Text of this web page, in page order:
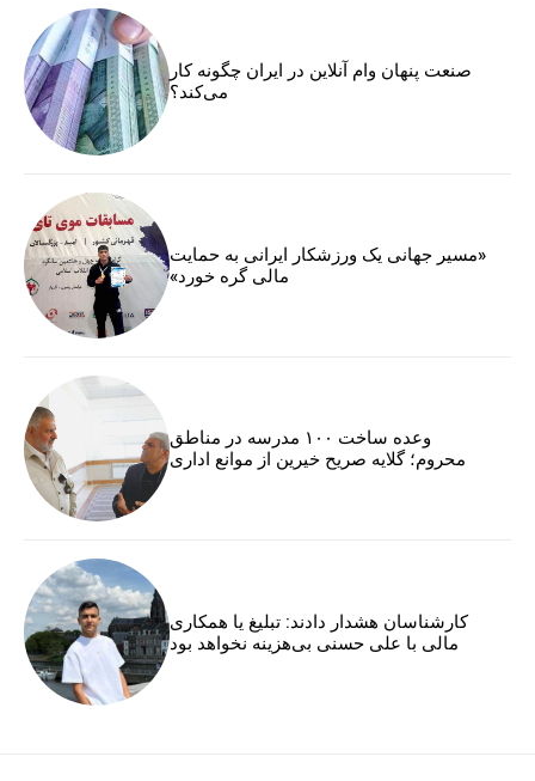
صنعت پنهان وام آنلاین در ایران چگونه کار
می‌کند؟
«مسیر جهانی یک ورزشکار ایرانی به حمایت
مالی گره خورد»
وعده ساخت ۱۰۰ مدرسه در مناطق
محروم؛ گلایه صریح خیرین از موانع اداری
کارشناسان هشدار دادند: تبلیغ یا همکاری
مالی با علی حسنی بی‌هزینه نخواهد بود